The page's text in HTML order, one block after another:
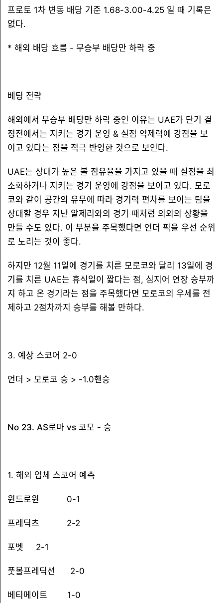
프로토 1차 변동 배당 기준 1.68-3.00-4.25 일 때 기록은
없다.
* 해외 배당 흐름 - 무승부 배당만 하락 중
베팅 전략
해외에서 무승부 배당만 하락 중인 이유는 UAE가 단기 결
정전에서는 지키는 경기 운영 & 실점 억제력에 강점을 보
이고 있다는 점을 적극 반영한 것으로 보인다.
UAE는 상대가 높은 볼 점유율을 가지고 있을 때 실점을 최
소화하거나 지키는 경기 운영에 강점을 보이고 있다. 모로
코와 같이 공간의 유무에 따라 경기력 편차를 보이는 팀을
상대할 경우 지난 알제리와의 경기 때처럼 의외의 상황을
만들 수도 있다. 이 부분을 주목했다면 언더 픽을 우선 순위
로 노리는 것이 좋다.
하지만 12월 11일에 경기를 치른 모로코와 달리 13일에 경
기를 치른 UAE는 휴식일이 짧다는 점, 심지어 연장 승부까
지 하고 온 경기라는 점을 주목했다면 모로코의 우세를 전
제하고 2점차까지 승부를 해볼 만하다.
3. 예상 스코어 2-0
언더 > 모로코 승 > -1.0핸승
No 23. AS로마 vs 코모 - 승
1. 해외 업체 스코어 예측
윈드로윈 0-1
프레딕츠 2-2
포벳 2-1
풋볼프레딕션 2-0
베티메이트 1-0